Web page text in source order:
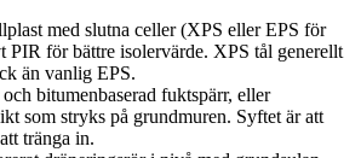
med slutna celler (XPS eller EPS för
PIR för bättre isolervärde. XPS tål generellt
än vanlig EPS.
bitumenbaserad fuktspärr, eller
som stryks på grundmuren. Syftet är att
tränga in.